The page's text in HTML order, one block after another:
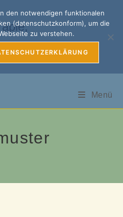
&
Menü
den notwendigen funktionalen
(datenschutzkonform), um die
zu verstehen.